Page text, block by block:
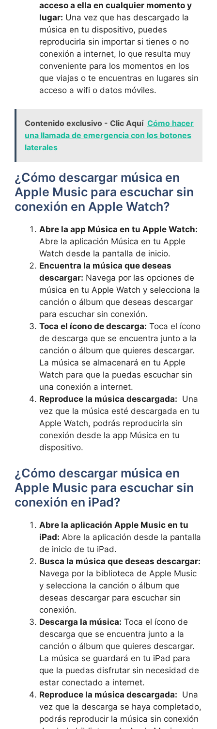
acceso a ella en cualquier momento y
lugar: Una⁣ vez que has descargado la
música en tu dispositivo, puedes⁢
reproducirla ‍sin importar⁢ si ‍tienes ⁤o no
conexión a internet, lo que resulta muy
conveniente para los momentos en los
⁢que​ viajas o te encuentras ⁣en lugares sin
acceso a wifi o datos​ móviles.
Contenido exclusivo - Clic Aquí Cómo hacer
una llamada de emergencia con los botones
laterales
¿Cómo descargar música en
Apple Music para escuchar‍ sin
conexión en Apple Watch?
Abre la app Música en‍ tu Apple Watch:
Abre ⁢la aplicación Música en tu Apple
Watch​ desde la pantalla de ⁣inicio.
Encuentra la música⁢ que‍ deseas
‌descargar: Navega por las opciones de
música en tu Apple Watch y selecciona la
canción o álbum que deseas descargar‌
para escuchar ⁣sin conexión.
Toca el ícono de descarga: Toca el⁤ ícono
de descarga que se encuentra junto ‌a la
canción o álbum que quieres descargar.
La música se ⁤almacenará ⁤en tu Apple
Watch ⁤para que la puedas ‌escuchar⁢ sin
una conexión a internet.
Reproduce la música descargada: ‍ Una
vez que la música esté⁣ descargada en tu
⁣Apple Watch, podrás reproducirla sin
conexión desde la app Música en tu
‍dispositivo.
¿Cómo descargar música⁤ en
‍Apple Music para escuchar sin
conexión en ‌iPad?
Abre la aplicación Apple Music en tu
⁣iPad: Abre ​la aplicación ⁢desde la pantalla
​de inicio de‍ tu iPad.
Busca la música que deseas descargar:
Navega por la biblioteca de ⁤Apple Music​
y selecciona ‌la canción o álbum que
⁣deseas⁣ descargar para escuchar sin
conexión.
Descarga ⁢la música: Toca ⁣el ​ícono de
descarga ⁤que se encuentra junto‌ a ‍la
⁢canción o‌ álbum que‍ quieres descargar.
La música se guardará en tu iPad para
que la puedas disfrutar sin ​necesidad‌ de
estar conectado ‍a internet.
Reproduce la música descargada: ⁤ Una⁤
vez que la descarga ⁣se haya completado,
podrás reproducir la música sin conexión